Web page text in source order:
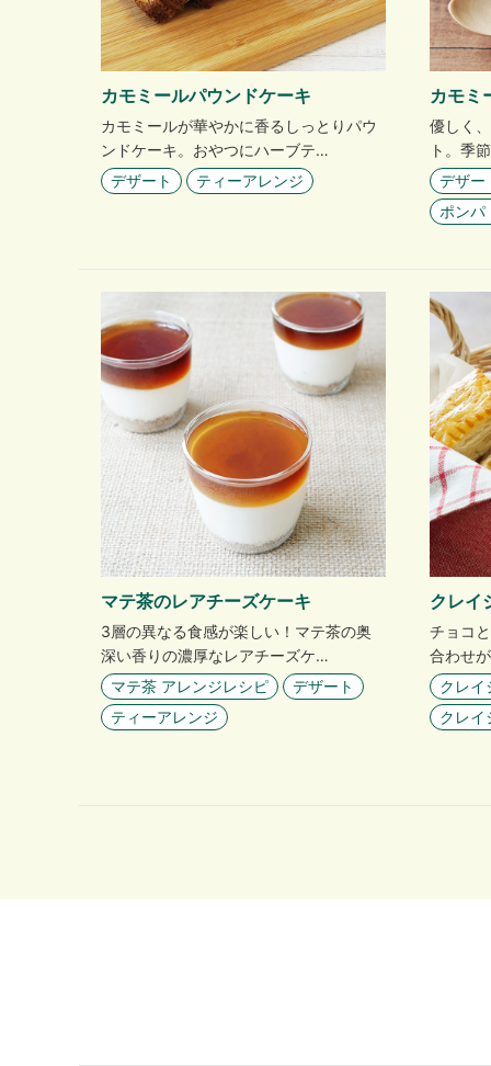
カモミールパウンドケーキ
カモミールが華やかに香るしっとりパウ
ンドケーキ。おやつにハーブテ…
デザート
ティーアレンジ
カモミ
優しく
ト。季
デザー
ポンパ
マテ茶のレアチーズケーキ
3層の異なる食感が楽しい！マテ茶の奥
深い香りの濃厚なレアチーズケ…
マテ茶 アレンジレシピ
デザート
ティーアレンジ
クレイ
チョコ
合わせ
クレイ
クレイ